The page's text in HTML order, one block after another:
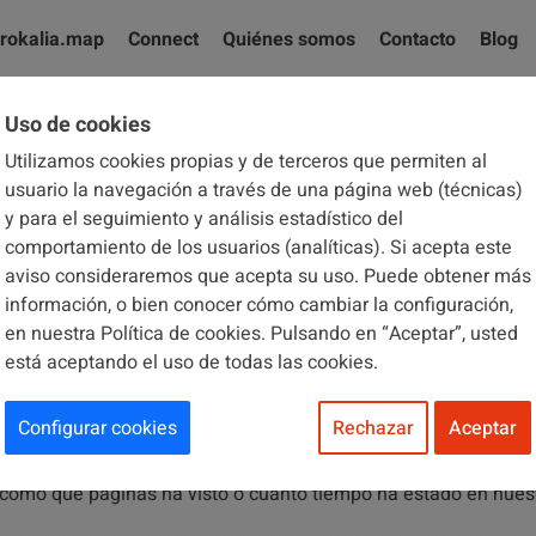
Connect Quiénes somos Contacto Blog
EL SITIO WEB DE Brokalia?
que utiliza instala en su navegador o en su
por la aplicación, y sirven para almacenar información
para:
correctamente
ha seleccionado o el tamaño de letra
qué páginas ha visto o cuánto tiempo ha estado en
Uso de cookies
Utilizamos cookies propias y de terceros que permiten al
usuario la navegación a través de una página web (técnicas)
y para el seguimiento y análisis estadístico del
comportamiento de los usuarios (analíticas). Si acepta este
aviso consideraremos que acepta su uso. Puede obtener más
información, o bien conocer cómo cambiar la configuración,
en nuestra Política de cookies. Pulsando en “Aceptar”, usted
está aceptando el uso de todas las cookies.
Configurar cookies Rechazar Aceptar